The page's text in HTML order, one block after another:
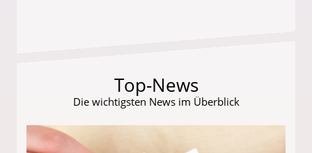
Top-News
Die wichtigsten News im Überblick